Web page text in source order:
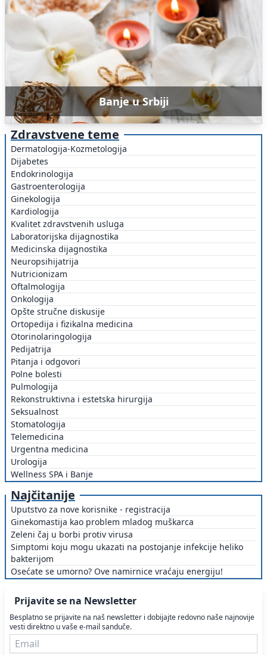
Banje u Srbiji
Zdravstvene teme
Dermatologija-Kozmetologija
Dijabetes
Endokrinologija
Gastroenterologija
Ginekologija
Kardiologija
Kvalitet zdravstvenih usluga
Laboratorijska dijagnostika
Medicinska dijagnostika
Neuropsihijatrija
Nutricionizam
Oftalmologija
Onkologija
Opšte stručne diskusije
Ortopedija i fizikalna medicina
Otorinolaringologija
Pedijatrija
Pitanja i odgovori
Polne bolesti
Pulmologija
Rekonstruktivna i estetska hirurgija
Seksualnost
Stomatologija
Telemedicina
Urgentna medicina
Urologija
Wellness SPA i Banje
Najčitanije
Uputstvo za nove korisnike - registracija
Ginekomastija kao problem mladog muškarca
Zeleni čaj u borbi protiv virusa
Simptomi koju mogu ukazati na postojanje infekcije heliko
bakterijom
Osećate se umorno? Ove namirnice vraćaju energiju!
Prijavite se na Newsletter
Besplatno se prijavite na naš newsletter i dobijajte redovno naše najnovije
vesti direktno u vaše e-mail sanduče.